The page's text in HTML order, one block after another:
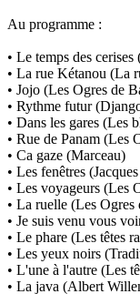
Au programme :
• Le temps des
• La rue Kétanou (La
• Jojo (Les Ogres de
• Rythme futur
• Dans les gares (Les
• Rue de Panam (Les
• Ca gaze (Marceau)
• Les fenêtres
• Les voyageurs (Les
• La ruelle (Les
• Je suis venu vous
• Le phare (Les têtes
• Les yeux noirs
• L'une à l'autre (Les
• La java (Albert